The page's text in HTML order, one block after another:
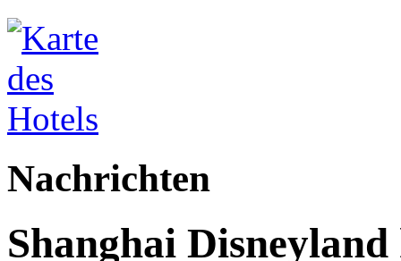
Nachrichten
Shanghai